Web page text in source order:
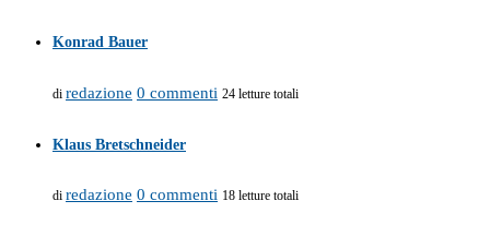
Konrad Bauer
di redazione 0 commenti 24 letture totali
Klaus Bretschneider
di redazione 0 commenti 18 letture totali